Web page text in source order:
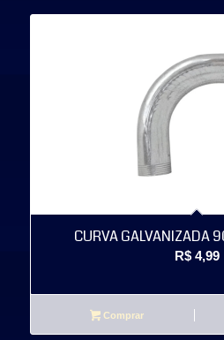
CURVA GALVANIZADA
R$ 4,99
Comprar